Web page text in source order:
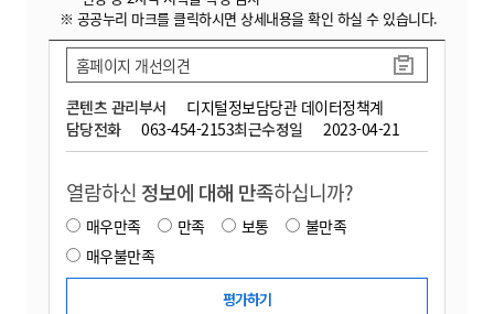
※ 공공누리 마크를 클릭하시면 상세내용을 확인 하실 수 있습니다.
콘텐츠 관리부서
디지털정보담당관 데이터정책계
담당전화
063-454-2153최근수정일 2023-04-21
홈페이지 개선의견
열람하신 정보에 대해 만족하십니까?
매우만족 만족 보통
불만족
매우불만족